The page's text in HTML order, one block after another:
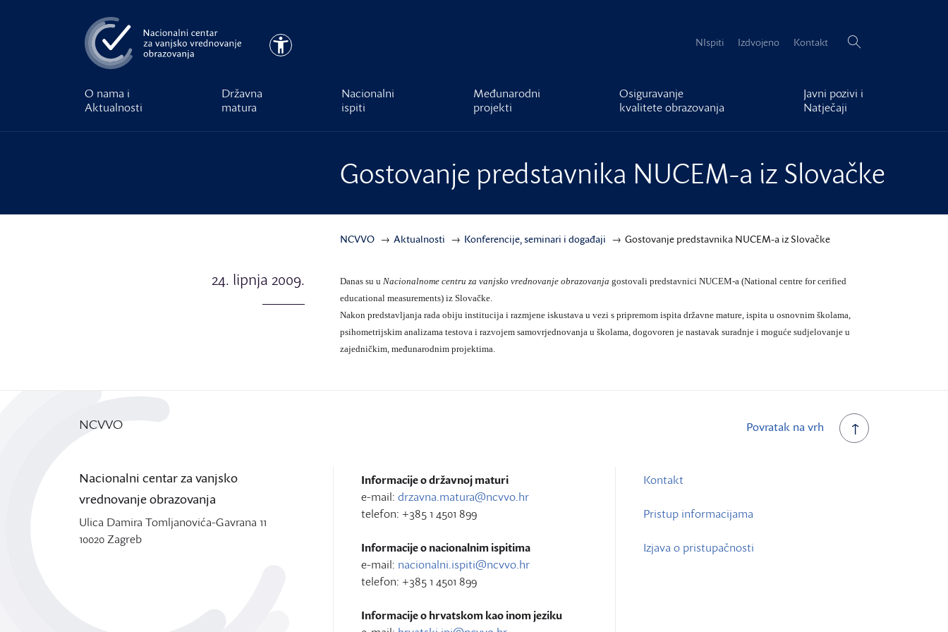
Pristupačnost NIspiti Izdvojeno Kontakt Pretraži:
O nama i
Aktualnosti
Državna
matura
Nacionalni
ispiti
Međunarodni
projekti
Osiguravanje
kvalitete obrazovanja
Javni pozivi i
Natječaji
Gostovanje predstavnika NUCEM-a iz Slovačke
NCVVO Aktualnosti Konferencije, seminari i događaji Gostovanje predstavnika NUCEM-a iz Slovačke
24. lipnja 2009. Danas su u Nacionalnome centru za vanjsko vrednovanje obrazovanja gostovali predstavnici NUCEM-a (National centre for cerified
educational measurements) iz Slovačke.
Nakon predstavljanja rada obiju institucija i razmjene iskustava u vezi s pripremom ispita državne mature, ispita u osnovnim školama,
psihometrijskim analizama testova i razvojem samovrjednovanja u školama, dogovoren je nastavak suradnje i moguće sudjelovanje u
zajedničkim, međunarodnim projektima.
Povratak na vrh
NCVVO
Nacionalni centar za vanjsko
vrednovanje obrazovanja
Ulica Damira Tomljanovića-Gavrana 11
10020 Zagreb
Informacije o državnoj maturi
e-mail: drzavna.matura@ncvvo.hr
telefon: +385 1 4501 899
Informacije o nacionalnim ispitima
e-mail: nacionalni.ispiti@ncvvo.hr
telefon: +385 1 4501 899
Informacije o hrvatskom kao inom jeziku
Kontakt
Pristup informacijama
Izjava o pristupačnosti